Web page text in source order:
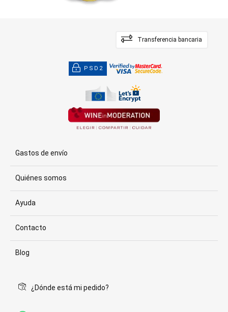
Transferencia bancaria
PSD2
Gastos de envío
Quiénes somos
Ayuda
Contacto
Blog
¿Dónde está mi pedido?